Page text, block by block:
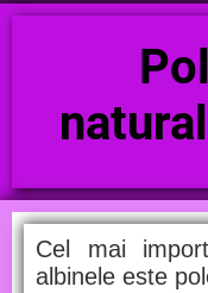
Cel mai
albinele este